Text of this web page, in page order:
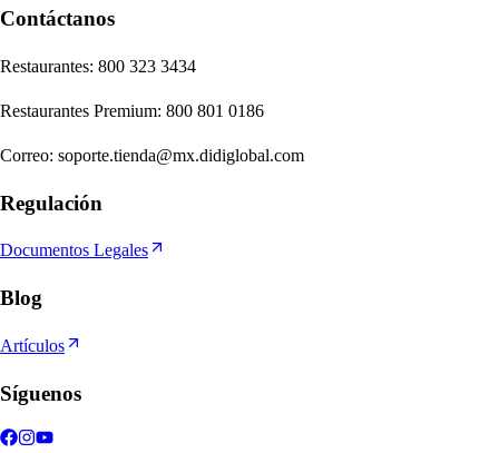
Contáctanos
Restaurantes: 800 323 3434
Restaurantes Premium: 800 801 0186
Correo: soporte.tienda@mx.didiglobal.com
Regulación
Documentos Legales
Blog
Artículos
Síguenos